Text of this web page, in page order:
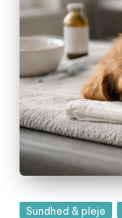
Posted
Sundhed & pleje